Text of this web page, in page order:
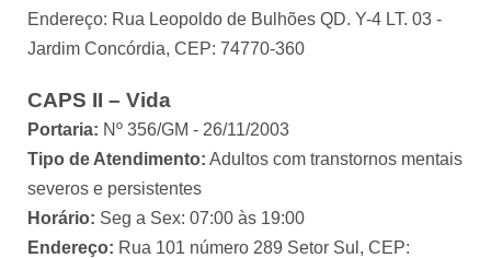
Endereço: Rua Leopoldo de Bulhões QD. Y-4 LT. 03 -
Jardim Concórdia, CEP: 74770-360
CAPS II – Vida
Portaria: Nº 356/GM - 26/11/2003
Tipo de Atendimento: Adultos com transtornos mentais
severos e persistentes
Horário: Seg a Sex: 07:00 às 19:00
Endereço: Rua 101 número 289 Setor Sul, CEP: